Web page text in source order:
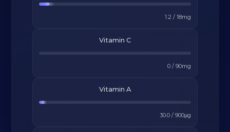
1.2/ 18mg
Vitamin C
0/ 90mg
Vitamin A
30.0/ 900μg